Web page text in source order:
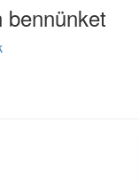
bennünket